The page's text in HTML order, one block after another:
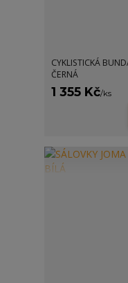
CYKLISTICKÁ
ČERNÁ
1 355 Kč/ks